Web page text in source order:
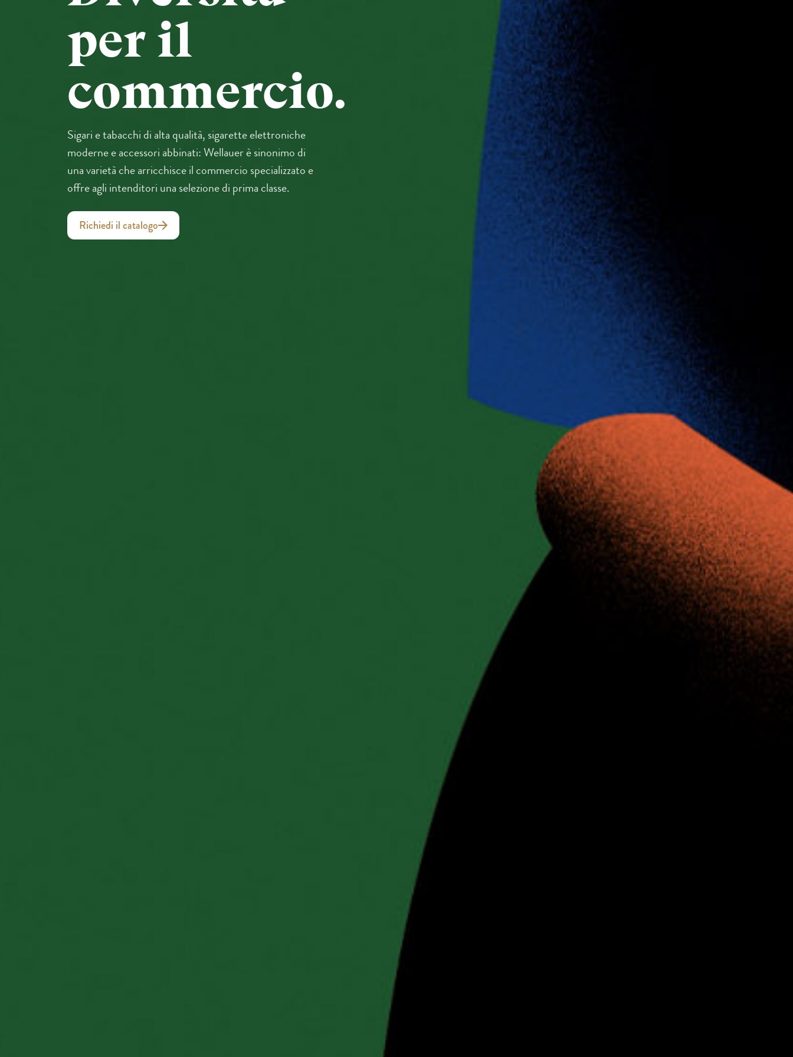
per il
commercio.
Sigari e tabacchi di alta qualità, sigarette elettroniche
moderne e accessori abbinati: Wellauer è sinonimo di
una varietà che arricchisce il commercio specializzato e
offre agli intenditori una selezione di prima classe.
Richiedi il catalogo